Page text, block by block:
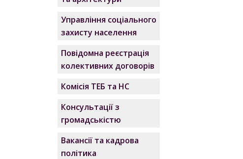
Управління соціального
захисту населення
Повідомна реєстрація
колективних договорів
Комісія ТЕБ та НС
Консультації з
громадськістю
Вакансії та кадрова
політика